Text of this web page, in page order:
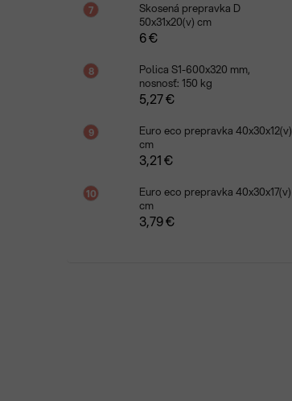
Skosená prepravka D
50x31x20(v) cm
6 €
Polica S1-600x320 mm,
nosnosť: 150 kg
5,27 €
Euro eco prepravka 40x30x12(v)
cm
3,21 €
Euro eco prepravka 40x30x17(v)
cm
3,79 €